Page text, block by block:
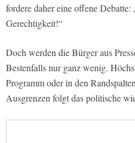
fordere daher eine offene
Gerechtigkeit!“
Doch werden die Bürger aus
Bestenfalls nur ganz wenig.
Programm oder in den
Ausgrenzen folgt das politische